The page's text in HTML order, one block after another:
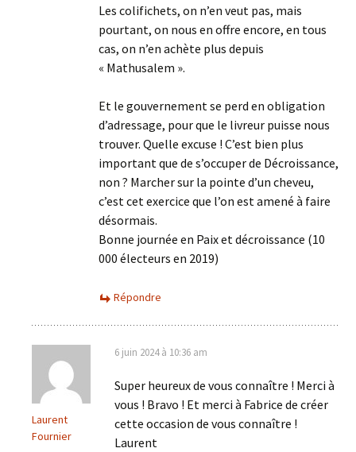
Les colifichets, on n’en veut pas, mais
pourtant, on nous en offre encore, en tous
cas, on n’en achète plus depuis
« Mathusalem ».
Et le gouvernement se perd en obligation
d’adressage, pour que le livreur puisse nous
trouver. Quelle excuse ! C’est bien plus
important que de s’occuper de Décroissance,
non ? Marcher sur la pointe d’un cheveu,
c’est cet exercice que l’on est amené à faire
désormais.
Bonne journée en Paix et décroissance (10
000 électeurs en 2019)
Répondre
Laurent
Fournier
6 juin 2024 à 10:36 am
Super heureux de vous connaître ! Merci à
vous ! Bravo ! Et merci à Fabrice de créer
cette occasion de vous connaître !
Laurent